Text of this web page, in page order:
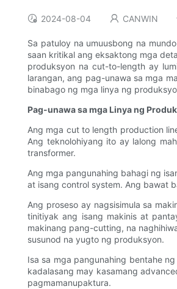
2024-08-04 CANWIN
Sa patuloy na umuusbong na
saan kritikal ang eksaktong mga
produksyon na cut-to-length ay
larangan, ang pag-unawa sa mga
binabago ng mga linya ng
Pag-unawa sa mga Linya ng
Ang mga cut to length production
Ang teknolohiyang ito ay lalong
transformer.
Ang mga pangunahing bahagi ng
at isang control system. Ang bawat
Ang proseso ay nagsisimula sa
tinitiyak ang isang makinis at
makinang pang-cutting, na
susunod na yugto ng produksyon.
Isa sa mga pangunahing bentahe
kadalasang may kasamang
pagmamanupaktura.